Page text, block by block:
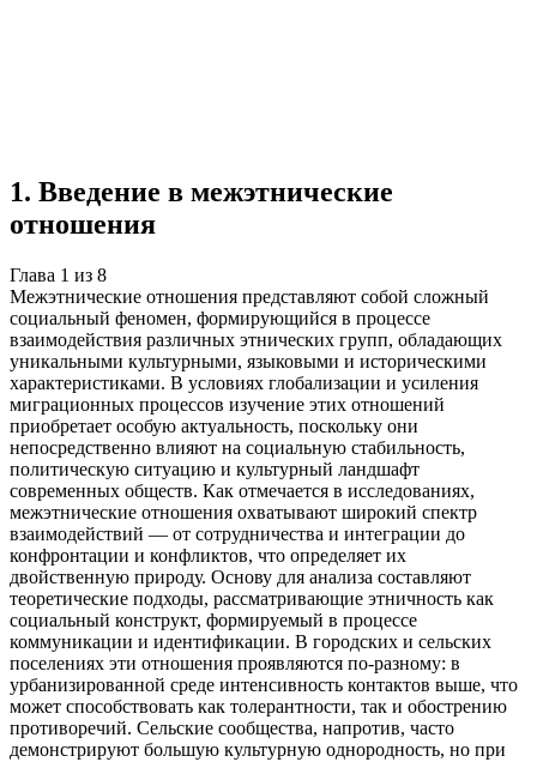
1. Введение в межэтнические
отношения
Глава 1 из 8
Межэтнические отношения представляют собой сложный
социальный феномен, формирующийся в процессе
взаимодействия различных этнических групп, обладающих
уникальными культурными, языковыми и историческими
характеристиками. В условиях глобализации и усиления
миграционных процессов изучение этих отношений
приобретает особую актуальность, поскольку они
непосредственно влияют на социальную стабильность,
политическую ситуацию и культурный ландшафт
современных обществ. Как отмечается в исследованиях,
межэтнические отношения охватывают широкий спектр
взаимодействий — от сотрудничества и интеграции до
конфронтации и конфликтов, что определяет их
двойственную природу. Основу для анализа составляют
теоретические подходы, рассматривающие этничность как
социальный конструкт, формируемый в процессе
коммуникации и идентификации. В городских и сельских
поселениях эти отношения проявляются по-разному: в
урбанизированной среде интенсивность контактов выше, что
может способствовать как толерантности, так и обострению
противоречий. Сельские сообщества, напротив, часто
демонстрируют большую культурную однородность, но при